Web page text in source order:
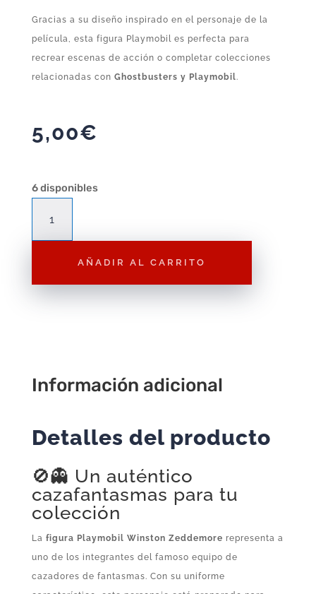
Gracias a su diseño inspirado en el personaje de la
película, esta figura Playmobil es perfecta para
recrear escenas de acción o completar colecciones
relacionadas con Ghostbusters y Playmobil.
5,00€
6 disponibles
Playmobil
Zeddemore
Cazafantasmas
Original
cantidad
AÑADIR AL CARRITO
Información adicional
Detalles del producto
🚫‍👻 Un auténtico
cazafantasmas para tu
colección
La figura Playmobil Winston Zeddemore representa a
uno de los integrantes del famoso equipo de
cazadores de fantasmas. Con su uniforme